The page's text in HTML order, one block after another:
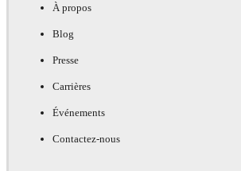
À propos
Blog
Presse
Carrières
Événements
Contactez-nous